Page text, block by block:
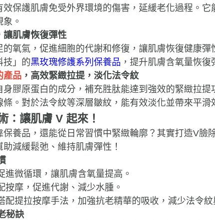
保護肌膚免受外界環境的傷害，延緩老化過程。
。
讓肌膚恢復彈性
的氧氣，促進細胞的代謝和修復，讓肌膚恢復健康
技」的黑玫瑰修護系列保養品 ，提升肌膚含氧量恢復
產品 ，高效緊緻拉提，淡化法令紋
身膠原蛋白的成分，補充胜肽能達到強效的緊緻拉
。對於法令紋等深層皺紋，能有效淡化並帶來平滑
：讓肌膚 V 起來！
保養品，還能從日常習慣中緊緻輪廓？其實打造V臉
減緩鬆弛、維持肌膚彈性！
進微循環，讓肌膚含氧量提高。
按摩，促進代謝、減少水腫。
配提拉按摩手法，加強抗老精華的吸收，減少法令紋
秘訣